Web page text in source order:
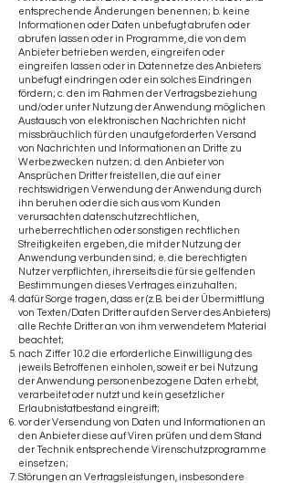
entsprechende Änderungen benennen; b. keine
Informationen oder Daten unbefugt abrufen oder
abrufen lassen oder in Programme, die von dem
Anbieter betrieben werden, eingreifen oder
eingreifen lassen oder in Datennetze des Anbieters
unbefugt eindringen oder ein solches Eindringen
fördern; c. den im Rahmen der Vertragsbeziehung
und/oder unter Nutzung der Anwendung möglichen
Austausch von elektronischen Nachrichten nicht
missbräuchlich für den unaufgeforderten Versand
von Nachrichten und Informationen an Dritte zu
Werbezwecken nutzen; d. den Anbieter von
Ansprüchen Dritter freistellen, die auf einer
rechtswidrigen Verwendung der Anwendung durch
ihn beruhen oder die sich aus vom Kunden
verursachten datenschutzrechtlichen,
urheberrechtlichen oder sonstigen rechtlichen
Streitigkeiten ergeben, die mit der Nutzung der
Anwendung verbunden sind; e. die berechtigten
Nutzer verpflichten, ihrerseits die für sie geltenden
Bestimmungen dieses Vertrages einzuhalten;
dafür Sorge tragen, dass er (z.B. bei der Übermittlung
von Texten/Daten Dritter auf den Server des Anbieters)
alle Rechte Dritter an von ihm verwendetem Material
beachtet;
nach Ziffer 10.2 die erforderliche Einwilligung des
jeweils Betroffenen einholen, soweit er bei Nutzung
der Anwendung personenbezogene Daten erhebt,
verarbeitet oder nutzt und kein gesetzlicher
Erlaubnistatbestand eingreift;
vor der Versendung von Daten und Informationen an
den Anbieter diese auf Viren prüfen und dem Stand
der Technik entsprechende Virenschutzprogramme
einsetzen;
Störungen an Vertragsleistungen, insbesondere